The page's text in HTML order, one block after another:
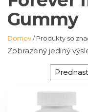
Gummy
Domov/ Produkty so
Zobrazený jediný